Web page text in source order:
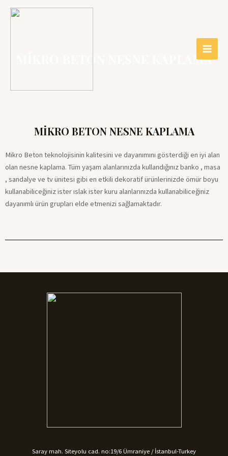
MIKRO BETON NESNE KAPLAMA
MİKRO BETON NESNE KAPLAMA
Mikro Beton teknolojisinin kalitesini ve dayanımını gösterdiği en iyi alan
olan nesne kaplama. Tüm yaşam alanlarınızda kullandığınız banko , masa
, sandalye ve tv ünitesi gibi en etkili dekoratif ürünlerinizde ömür boyu
kullanabiliceğiniz ister ıslak ister kuru alanlarınızda kullanabiliceğiniz
dayanımlı ürün grupları elde etmenizi sağlamaktadır.
Saray mah. Siteyolu cad. no:19/6 Ümraniye / İstanbul-Turkey